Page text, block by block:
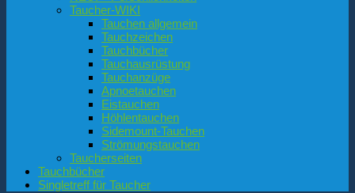
Taucher-WIKI
Tauchen allgemein
Tauchzeichen
Tauchbücher
Tauchausrüstung
Tauchanzüge
Apnoetauchen
Eistauchen
Höhlentauchen
Sidemount-Tauchen
Strömungstauchen
Taucherseiten
Tauchbücher
Singletreff für Taucher